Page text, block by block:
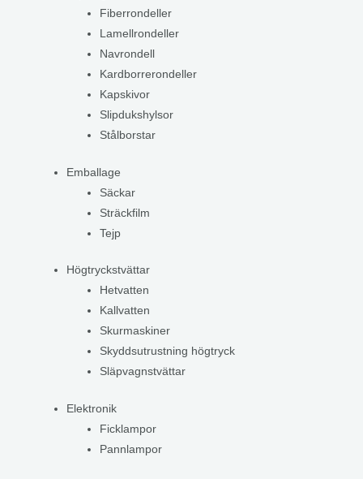
Fiberrondeller
Lamellrondeller
Navrondell
Kardborrerondeller
Kapskivor
Slipdukshylsor
Stålborstar
Emballage
Säckar
Sträckfilm
Tejp
Högtryckstvättar
Hetvatten
Kallvatten
Skurmaskiner
Skyddsutrustning högtryck
Släpvagnstvättar
Elektronik
Ficklampor
Pannlampor